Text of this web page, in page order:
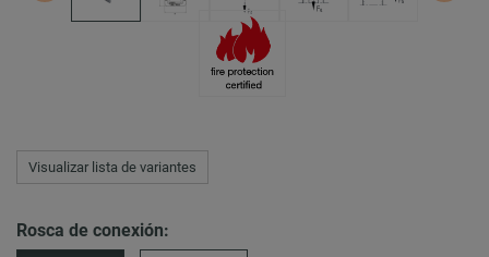
Visualizar lista de variantes
Rosca de conexión: